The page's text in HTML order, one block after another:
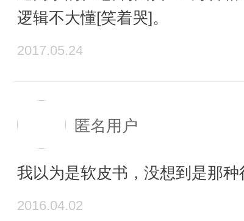
逻辑不大懂[笑着哭]。
2017.05.24
匿名用户
我以为是软皮书，没想到是那
2016.04.02